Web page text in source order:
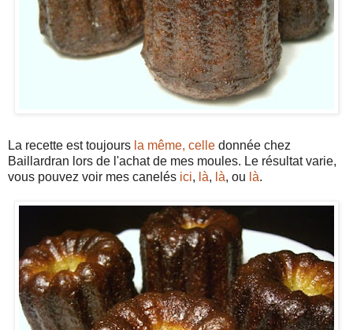
La recette est toujours la même, celle donnée chez
Baillardran lors de l'achat de mes moules. Le résultat varie,
vous pouvez voir mes canelés ici, là, là, ou là.